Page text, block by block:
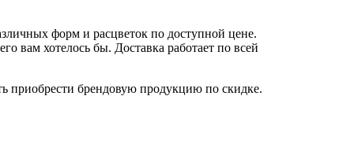
форм и расцветок по доступной цене.
вам хотелось бы. Доставка работает по всей
приобрести брендовую продукцию по скидке.